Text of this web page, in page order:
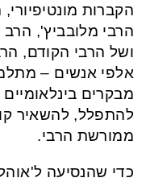
הקברות
הרבי מלובביץ',
ושל הרבי הקודם,
אלפי אנשים –
מבקרים
להתפלל, להשאיר
ממורשת הרבי.
כדי שהנסיעה